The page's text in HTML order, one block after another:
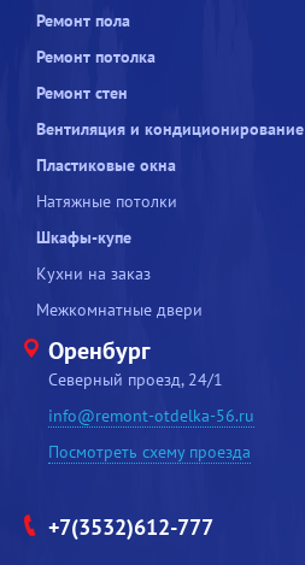
Ремонт пола
Ремонт потолка
Ремонт стен
Вентиляция и кондиционирование
Пластиковые окна
Натяжные потолки
Шкафы-купе
Кухни на заказ
Межкомнатные двери
Оренбург
Северный проезд, 24/1
info@remont-otdelka-56.ru
Посмотреть схему проезда
+7(3532)612-777